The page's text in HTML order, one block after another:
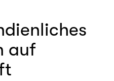
auf